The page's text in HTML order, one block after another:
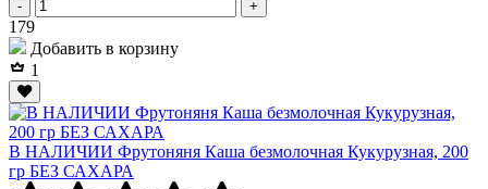
- +
179Р
Добавить в корзину
1
В НАЛИЧИИ Фрутоняня Каша безмолочная Кукурузная, 200
гр БЕЗ САХАРА